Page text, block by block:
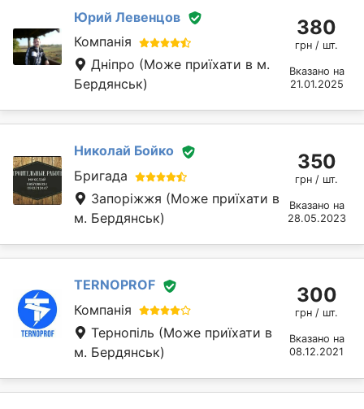
Юрий Левенцов
Компанія
Дніпро (Може приїхати в м.
Бердянськ)
380
грн / шт.
Вказано на
21.01.2025
Николай Бойко
Бригада
Запоріжжя (Може приїхати в
м. Бердянськ)
350
грн / шт.
Вказано на
28.05.2023
TERNOPROF
Компанія
Тернопіль (Може приїхати в
м. Бердянськ)
300
грн / шт.
Вказано на
08.12.2021